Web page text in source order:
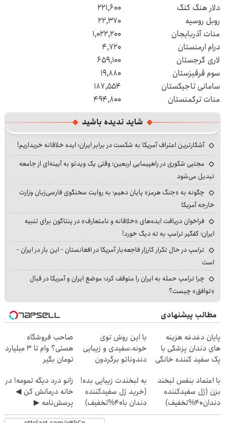
دلار هنگ کنگ
۲۲۱,۶۰۰
روبل روسیه
۲۲,۳۷۰
منات آذربایجان
۱,۰۲۲,۲۰۰
درام ارمنستان
۴,۷۲۰
لاری گرجستان
۶۵۹,۱۰۰
سوم قرقیزستان
۱۹,۸۸۰
سامانی تاجیکستان
۱۸۷,۵۵۴
منات ترکمنستان
۴۹۴,۸۰۰
شاید ندیده باشید
آشکارترین اعتراف آمریکا به شکست در برابر ایران؛ ایده خلاقانه خریداریم!
مجتبی شکوری در راهپیمایی اربعین؛ وقتی یک ویدئو به آیینه‌ای از جامعه
تبدیل می‌شود
چگونه به «جنگ هرمز» پایان دهیم؛ به روایت سخنگوی فارسی‌زبان وزارت
خارجه آمریکا
فراخوان دریافت ایده‌های «خلاقانه و نامتعارف» در پنتاگون برای تنبیه
ایران؛ کفگیر ترامپ به ته دیگ خورد!
ترامپ در حال تکرار کارزار فاجعه‌بار آمریکا در افغانستان - این بار در ایران -
است
چرا ترامپ حمله به ایران را متوقف کرد؛ موضع ایران و آمریکا در قبال
«توافق» چیست؟
مطالب پیشنهادی
پایان دغدغه هزینه
های دندان پزشکی با
پک سفید کننده خانگی
با این روش توی
خونه،سفیدی و زیبایی
دندوناتو برگردون
صاحب فروشگاه
هستی؟ وام تا ۳ میلیارد
تومان بگیر
با اعتماد بنفس لبخند
بزن (ژل سفیدکننده
دندان40%تخفیف)
به لبخندت زیبایی بده!
(خرید ژل سفیدکننده
دندان با40%تخفیف)
زانو درد دیگه تمومه! در
خانه درمانش کن ◀
پرسش‌نامه ▶